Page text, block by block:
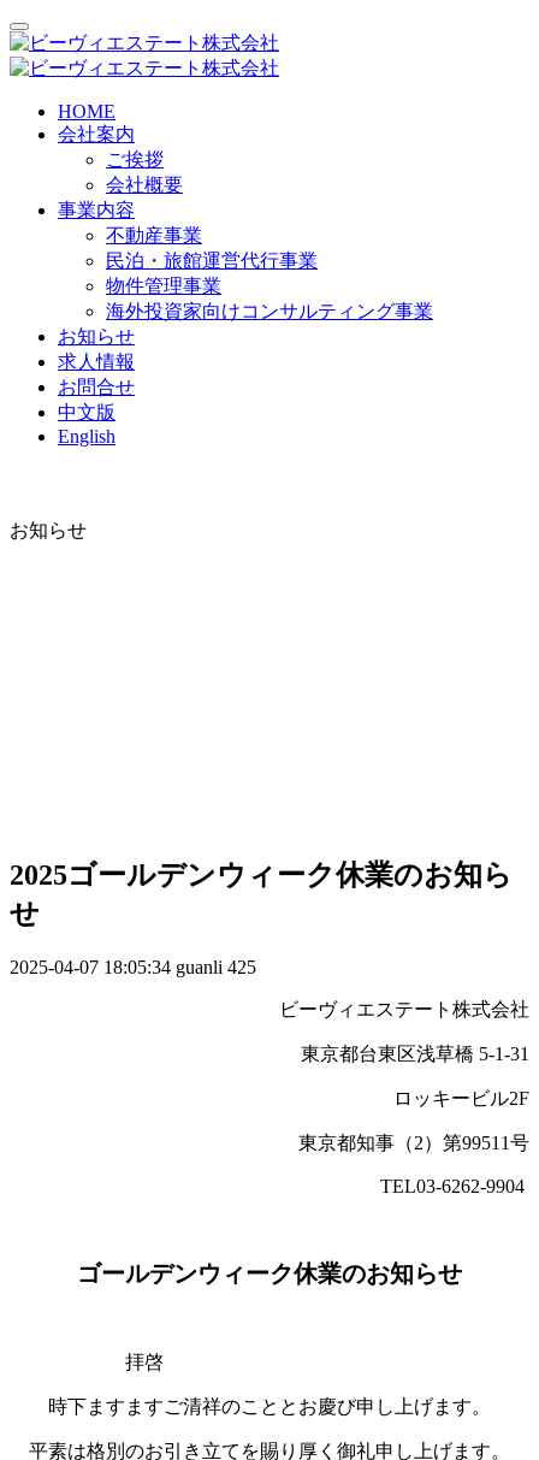
HOME
会社案内
ご挨拶
会社概要
事業内容
不動産事業
民泊・旅館運営代行事業
物件管理事業
海外投資家向けコンサルティング事業
お知らせ
求人情報
お問合せ
中文版
English
お知らせ
2025ゴールデンウィーク休業のお知ら
せ
2025-04-07 18:05:34 guanli 425
ビーヴィエステート株式会社
東京都台東区浅草橋 5-1-31
ロッキービル2F
東京都知事（2）第99511号
TEL03-6262-9904
ゴールデンウィーク休業のお知らせ
拝啓
時下ますますご清祥のこととお慶び申し上げます。
平素は格別のお引き立てを賜り厚く御礼申し上げます。